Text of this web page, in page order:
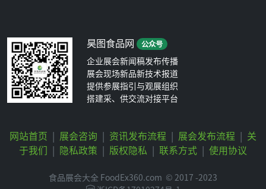
昊图食品网 公众号
企业展会新闻稿发布传播
展会现场新品新技术报道
提供参展指引与观展组织
搭建采、供交流对接平台
网站首页 | 展会咨询 | 资讯发布流程 | 展会发布流程 | 关
于我们 | 隐私政策 | 版权隐私 | 联系方式 | 使用协议
食品展会大全 FoodEx360.com © 2017 -2023